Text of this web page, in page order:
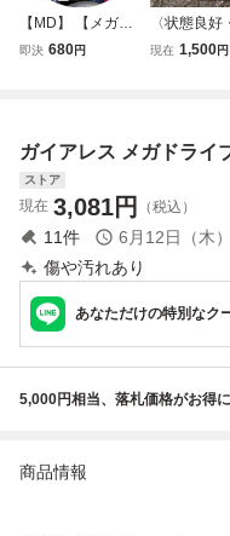
【MD】 【メガド
ライブ】 ガイアレ
即決 680円
〈状態良好
ハガキ付属
現在 1,500円
ガイアレス メガドライ
ストア
現在 3,081円 （税込）
11件 6月12日（木
傷や汚れあり
あなただけの特別なク
5,000円相当、落札価格がお得に
商品情報